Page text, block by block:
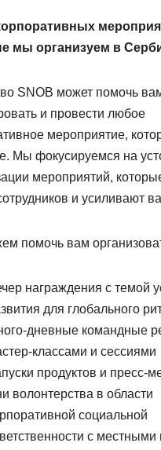
мы организуем в
SNOB может помочь
и провести любое
мероприятие,
Мы фокусируемся на
мероприятий,
и усиливают
помочь вам
награждения с темой
для глобального
дневные командные
классами и сессиями
продуктов и пресс-
волонтерства в области
социальной
с